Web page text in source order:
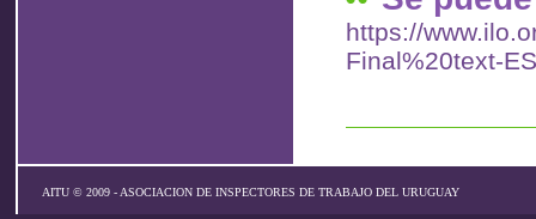
https://
Final%20text-
AITU © 2009 - ASOCIACION DE INSPECTORES DE TRABAJO DEL URUGUAY